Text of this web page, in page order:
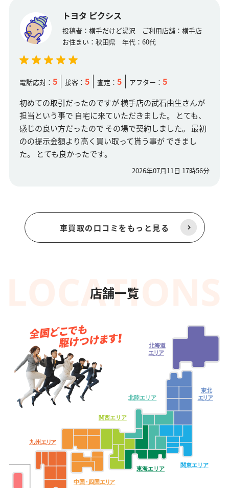
トヨタ ピクシス
投稿者： 横手だけど湯沢 ご利用店舗： 横手店
お住まい： 秋田県 年代： 60代
電話応対： 5 接客： 5 査定： 5 アフター： 5
初めての取引だったのですが 横手店の武石由生さんが
担当という事で 自宅に来ていただきました。 とても、
感じの良い方だったので その場で契約しました。 最初
のの提示金額より高く買い取って貰う事が できまし
た。 とても良かったです。
2026年07月11日 17時56分
車買取の口コミをもっと見る
店舗一覧
東北
エリア
関東エリア
東海エリア
北陸エリア
関西エリア
中 国・四国 エリア
九州 エリア
北海道
エリア